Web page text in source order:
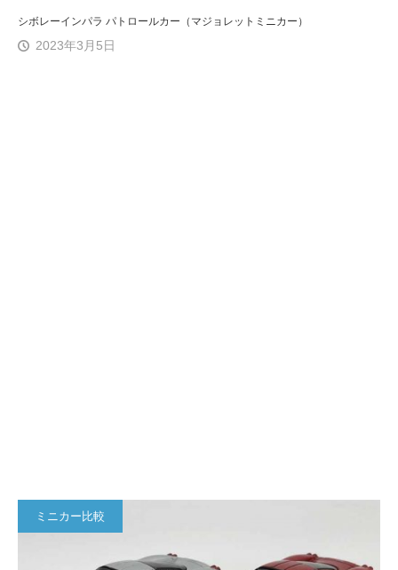
シボレーインパラ パトロールカー（マジョレットミニカー）
2023年3月5日
ミニカー比較